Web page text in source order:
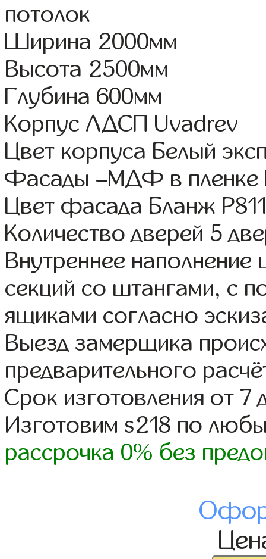
потолок
Ширина 2000мм
Высота 2500мм
Глубина 600мм
Корпус ЛДСП Uvadrev
Цвет корпуса Белый
Фасады –МДФ в пленке
Цвет фасада Бланж
Количество дверей 5
Внутреннее
секций со штангами, с
ящиками согласно
Выезд замерщика
предварительного
Срок изготовления от 7
Изготовим s218 по
рассрочка 0% без